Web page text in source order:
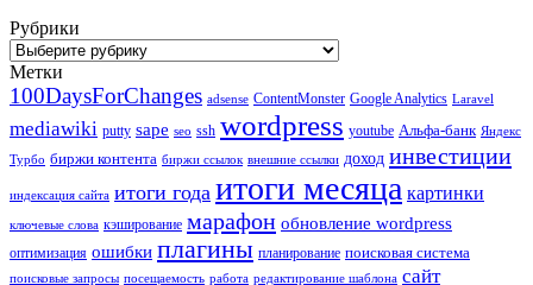
Рубрики
Рубрики
Метки
100DaysForChanges adsense ContentMonster Google Analytics Laravel
mediawiki putty sape seo ssh wordpress youtube Альфа-банк Яндекс
Турбо биржи контента биржи ссылок внешние ссылки доход инвестиции
индексация сайта итоги года итоги месяца картинки
ключевые слова кэширование марафон обновление wordpress
оптимизация ошибки плагины планирование поисковая система
поисковые запросы посещаемость работа редактирование шаблона сайт